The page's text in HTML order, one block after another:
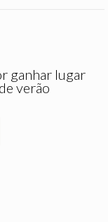
ganhar lugar
verão